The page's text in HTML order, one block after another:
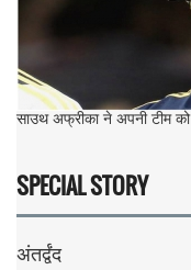
साउथ अफ्रीका ने अपनी टीम
SPECIAL STORY
अंतर्द्वंद